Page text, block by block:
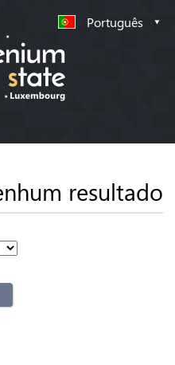
Português
resultado